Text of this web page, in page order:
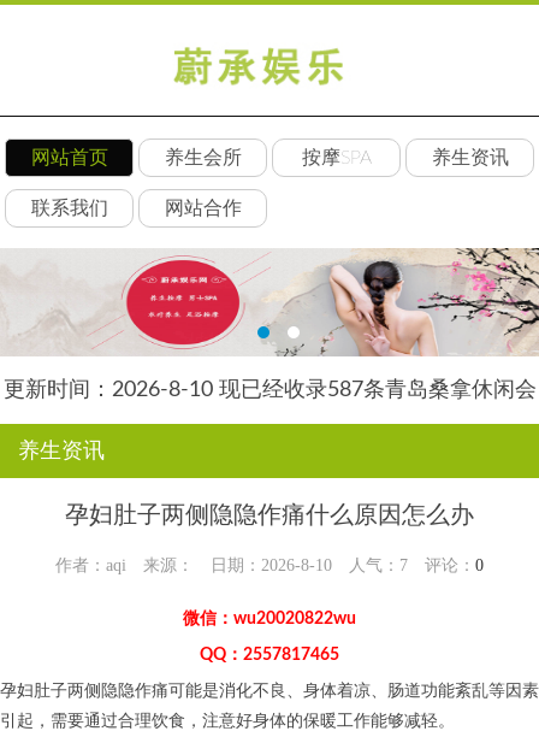
网站首页 养生会所 按摩SPA 养生资讯
联系我们 网站合作
更新时间：2026-8-10 现已经收录587条青岛桑拿休闲会
养生资讯
孕妇肚子两侧隐隐作痛什么原因怎么办
作者：aqi 来源： 日期：2026-8-10 人气： 7 评论： 0
微信：wu20020822wu
QQ：2557817465
孕妇肚子两侧隐隐作痛可能是消化不良、身体着凉、肠道功能紊乱等因素
引起，需要通过合理饮食，注意好身体的保暖工作能够减轻。